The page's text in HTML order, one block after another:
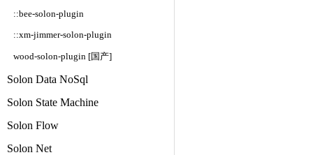
::bee-solon-plugin
::xm-jimmer-solon-plugin
wood-solon-plugin [国产]
Solon Data NoSql
Solon State Machine
Solon Flow
Solon Net